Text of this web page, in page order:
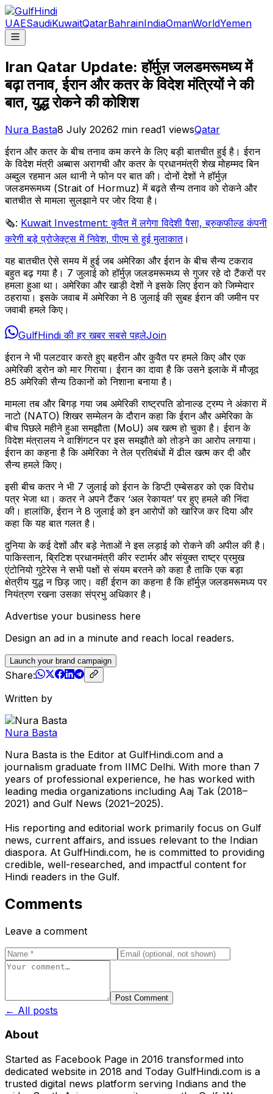
UAESaudiKuwaitQatarBahrainIndiaOmanWorldYemen
Iran Qatar Update: हॉर्मुज़ जलडमरूमध्य में
बढ़ा तनाव, ईरान और कतर के विदेश मंत्रियों ने की
बात, युद्ध रोकने की कोशिश
Nura Basta8 July 20262 min read1 viewsQatar
ईरान और कतर के बीच तनाव कम करने के लिए बड़ी बातचीत हुई है। ईरान
के विदेश मंत्री अब्बास अरागची और कतर के प्रधानमंत्री शेख मोहम्मद बिन
अब्दुल रहमान अल थानी ने फोन पर बात की। दोनों देशों ने हॉर्मुज़
जलडमरूमध्य (Strait of Hormuz) में बढ़ते सैन्य तनाव को रोकने और
बातचीत से मामला सुलझाने पर जोर दिया है।
🗞️: Kuwait Investment: कुवैत में लगेगा विदेशी पैसा, ब्रुकफील्ड कंपनी
करेगी बड़े प्रोजेक्ट्स में निवेश, पीएम से हुई मुलाकात।
यह बातचीत ऐसे समय में हुई जब अमेरिका और ईरान के बीच सैन्य टकराव
बहुत बढ़ गया है। 7 जुलाई को हॉर्मुज़ जलडमरूमध्य से गुजर रहे दो टैंकरों पर
हमला हुआ था। अमेरिका और खाड़ी देशों ने इसके लिए ईरान को जिम्मेदार
ठहराया। इसके जवाब में अमेरिका ने 8 जुलाई की सुबह ईरान की जमीन पर
जवाबी हमले किए।
GulfHindi की हर खबर सबसे पहलेJoin
ईरान ने भी पलटवार करते हुए बहरीन और कुवैत पर हमले किए और एक
अमेरिकी ड्रोन को मार गिराया। ईरान का दावा है कि उसने इलाके में मौजूद
85 अमेरिकी सैन्य ठिकानों को निशाना बनाया है।
मामला तब और बिगड़ गया जब अमेरिकी राष्ट्रपति डोनाल्ड ट्रम्प ने अंकारा में
नाटो (NATO) शिखर सम्मेलन के दौरान कहा कि ईरान और अमेरिका के
बीच पिछले महीने हुआ समझौता (MoU) अब खत्म हो चुका है। ईरान के
विदेश मंत्रालय ने वाशिंगटन पर इस समझौते को तोड़ने का आरोप लगाया।
ईरान का कहना है कि अमेरिका ने तेल प्रतिबंधों में ढील खत्म कर दी और
सैन्य हमले किए।
इसी बीच कतर ने भी 7 जुलाई को ईरान के डिप्टी एम्बेसडर को एक विरोध
पत्र भेजा था। कतर ने अपने टैंकर ‘अल रेकायत’ पर हुए हमले की निंदा
की। हालांकि, ईरान ने 8 जुलाई को इन आरोपों को खारिज कर दिया और
कहा कि यह बात गलत है।
दुनिया के कई देशों और बड़े नेताओं ने इस लड़ाई को रोकने की अपील की है।
पाकिस्तान, ब्रिटिश प्रधानमंत्री कीर स्टार्मर और संयुक्त राष्ट्र प्रमुख
एंटोनियो गुटेरेस ने सभी पक्षों से संयम बरतने को कहा है ताकि एक बड़ा
क्षेत्रीय युद्ध न छिड़ जाए। वहीं ईरान का कहना है कि हॉर्मुज़ जलडमरूमध्य पर
नियंत्रण रखना उसका संप्रभु अधिकार है।
Advertise your business here
Design an ad in a minute and reach local readers.
Launch your brand campaign
Share:
Written by
Nura Basta
Nura Basta is the Editor at GulfHindi.com and a
journalism graduate from IIMC Delhi. With more than 7
years of professional experience, he has worked with
leading media organizations including Aaj Tak (2018–
2021) and Gulf News (2021–2025).
His reporting and editorial work primarily focus on Gulf
news, current affairs, and issues relevant to the Indian
diaspora. At GulfHindi.com, he is committed to providing
credible, well-researched, and impactful content for
Hindi readers in the Gulf.
Comments
Leave a comment
Post Comment
← All posts
About
Started as Facebook Page in 2016 transformed into
dedicated website in 2018 and Today GulfHindi.com is a
trusted digital news platform serving Indians and the